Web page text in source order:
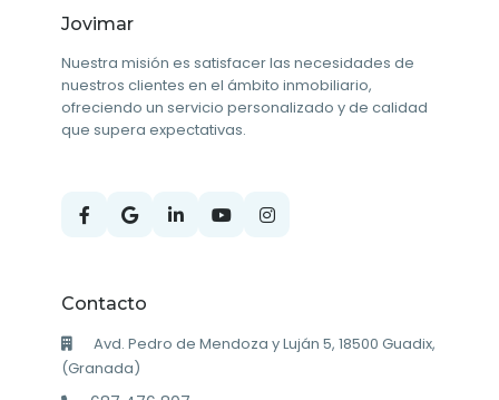
Jovimar
Nuestra misión es satisfacer las necesidades de
nuestros clientes en el ámbito inmobiliario,
ofreciendo un servicio personalizado y de calidad
que supera expectativas.
Contacto
Avd. Pedro de Mendoza y Luján 5, 18500 Guadix,
(Granada)